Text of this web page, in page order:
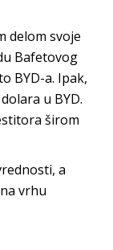
delom svoje
Bafetovog
BYD-a. Ipak,
u BYD.
širom
a
vrhu